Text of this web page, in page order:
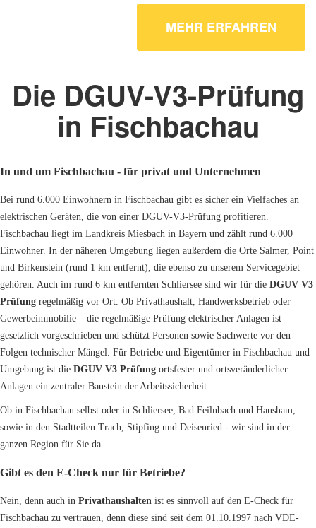
MEHR ERFAHREN
Die DGUV-V3-Prüfung
in Fischbachau
In und um Fischbachau - für privat und Unternehmen
Bei rund 6.000 Einwohnern in Fischbachau gibt es sicher ein Vielfaches an
elektrischen Geräten, die von einer DGUV-V3-Prüfung profitieren.
Fischbachau liegt im Landkreis Miesbach in Bayern und zählt rund 6.000
Einwohner. In der näheren Umgebung liegen außerdem die Orte Salmer, Point
und Birkenstein (rund 1 km entfernt), die ebenso zu unserem Servicegebiet
gehören. Auch im rund 6 km entfernten Schliersee sind wir für die DGUV V3
Prüfung regelmäßig vor Ort. Ob Privathaushalt, Handwerksbetrieb oder
Gewerbeimmobilie – die regelmäßige Prüfung elektrischer Anlagen ist
gesetzlich vorgeschrieben und schützt Personen sowie Sachwerte vor den
Folgen technischer Mängel. Für Betriebe und Eigentümer in Fischbachau und
Umgebung ist die DGUV V3 Prüfung ortsfester und ortsveränderlicher
Anlagen ein zentraler Baustein der Arbeitssicherheit.
Ob in Fischbachau selbst oder in Schliersee, Bad Feilnbach und Hausham,
sowie in den Stadtteilen Trach, Stipfing und Deisenried - wir sind in der
ganzen Region für Sie da.
Gibt es den E-Check nur für Betriebe?
Nein, denn auch in Privathaushalten ist es sinnvoll auf den E-Check für
Fischbachau zu vertrauen, denn diese sind seit dem 01.10.1997 nach VDE-